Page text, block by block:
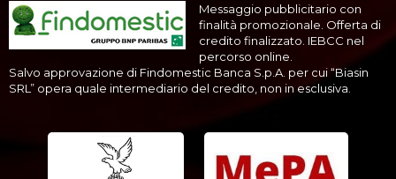
Messaggio pubblicitario con
finalità promozionale. Offerta di
credito finalizzato. IEBCC nel
percorso online.
Salvo approvazione di Findomestic Banca S.p.A. per cui “Biasin
SRL” opera quale intermediario del credito, non in esclusiva.